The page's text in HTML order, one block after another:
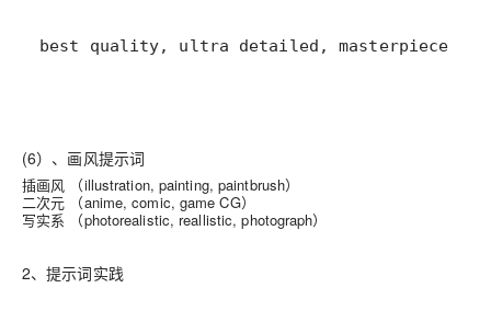
best quality, ultra detailed, masterpiece,
(6）、画风提示词
插画风 （illustration, painting, paintbrush）
二次元 （anime, comic, game CG）
写实系 （photorealistic, reallistic, photograph）
2、提示词实践